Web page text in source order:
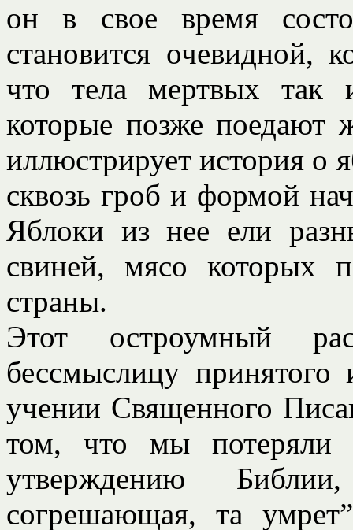
он в свое время
становится очевидной,
что тела мертвых так
которые позже
иллюстрирует история о
сквозь гроб и формой
Яблоки из нее ели
свиней, мясо которых
страны.
Этот остроумный
бессмыслицу принятого
учении Священного
том, что мы потеряли
утверждению
согрешающая, та